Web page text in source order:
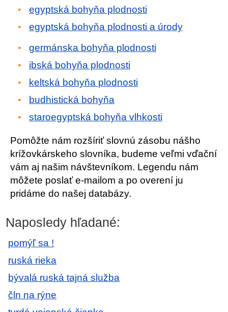
egyptská bohyňa plodnosti
egyptská bohyňa plodnosti a úrody
germánska bohyňa plodnosti
ibská bohyňa plodnosti
keltská bohyňa plodnosti
budhistická bohyňa
staroegyptská bohyňa vlhkosti
Pomôžte nám rozšíriť slovnú zásobu nášho
krížovkárskeho slovníka, budeme veľmi vďační
vám aj našim návštevníkom. Legendu nám
môžete poslať e-mailom a po overení ju
pridáme do našej databázy.
Naposledy hľadané:
pomýľ sa !
ruská rieka
bývalá ruská tajná služba
čln na rýne